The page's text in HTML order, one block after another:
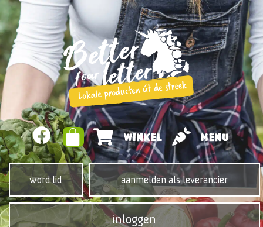
WINKEL MENU
word lid aanmelden als leverancier
inloggen